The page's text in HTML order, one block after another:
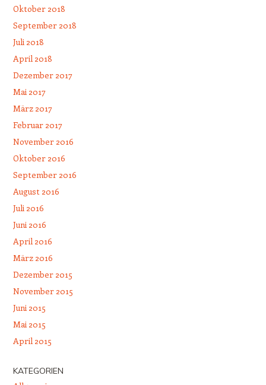
Oktober 2018
September 2018
Juli 2018
April 2018
Dezember 2017
Mai 2017
März 2017
Februar 2017
November 2016
Oktober 2016
September 2016
August 2016
Juli 2016
Juni 2016
April 2016
März 2016
Dezember 2015
November 2015
Juni 2015
Mai 2015
April 2015
KATEGORIEN